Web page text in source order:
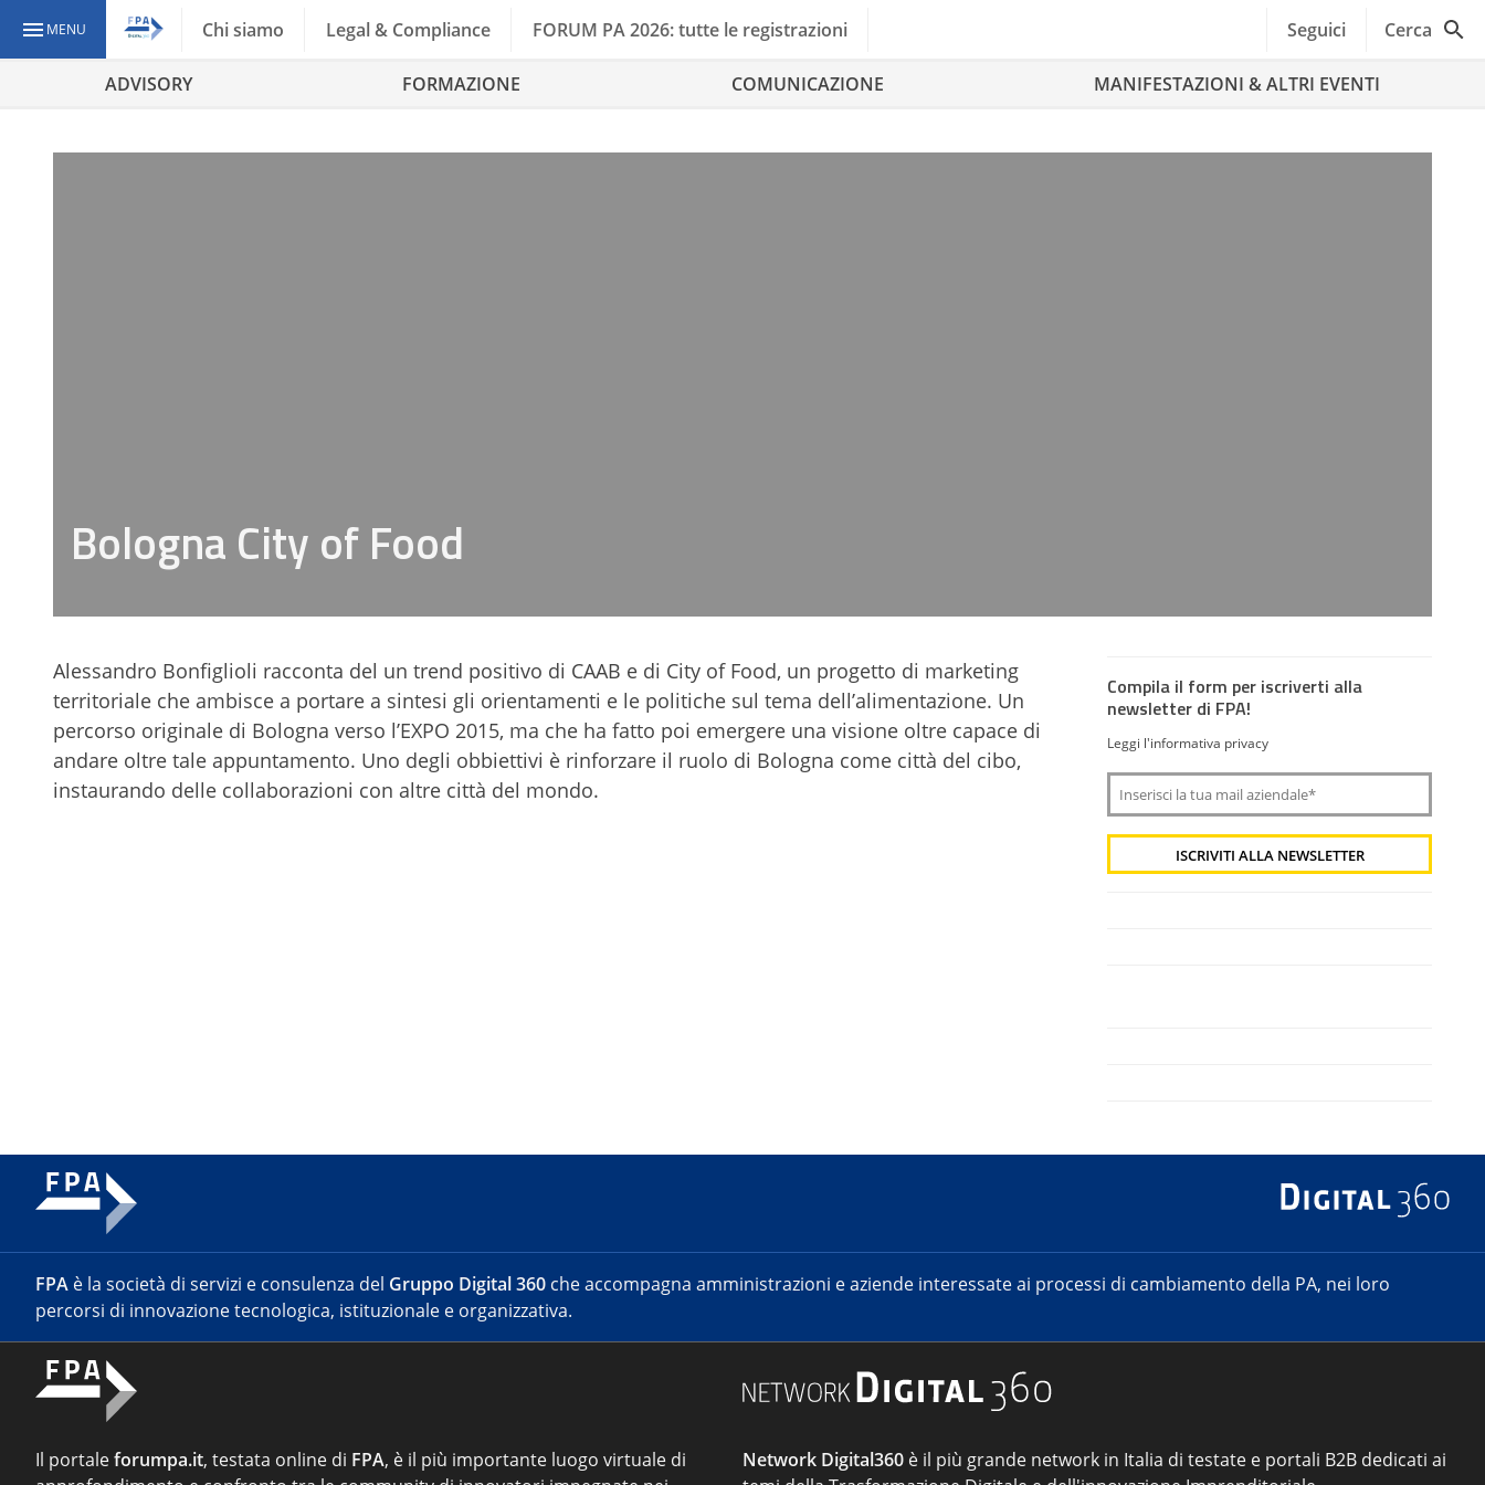
MENU Chi siamo Legal & Compliance FORUM PA 2026: tutte le registrazioni Seguici Cerca
ADVISORY FORMAZIONE COMUNICAZIONE MANIFESTAZIONI & ALTRI EVENTI
Bologna City of Food
Alessandro Bonfiglioli racconta del un trend positivo di CAAB e di City of Food, un progetto di marketing
territoriale che ambisce a portare a sintesi gli orientamenti e le politiche sul tema dell’alimentazione. Un
percorso originale di Bologna verso l’EXPO 2015, ma che ha fatto poi emergere una visione oltre capace di
andare oltre tale appuntamento. Uno degli obbiettivi è rinforzare il ruolo di Bologna come città del cibo,
instaurando delle collaborazioni con altre città del mondo.
Compila il form per iscriverti alla
newsletter di FPA!
Leggi l'informativa privacy
FPA è la società di servizi e consulenza del Gruppo Digital 360 che accompagna amministrazioni e aziende interessate ai processi di cambiamento della PA, nei loro
percorsi di innovazione tecnologica, istituzionale e organizzativa.
Il portaleforumpa.it, testata online di FPA, è il più importante luogo virtuale di
Network Digital360 è il più grande network in Italia di testate e portali B2B dedicati ai